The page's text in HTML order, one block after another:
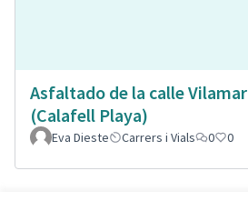
Asfaltado de la calle Vilamar
(Calafell Playa)
Eva Dieste Carrers i Vials 0 0